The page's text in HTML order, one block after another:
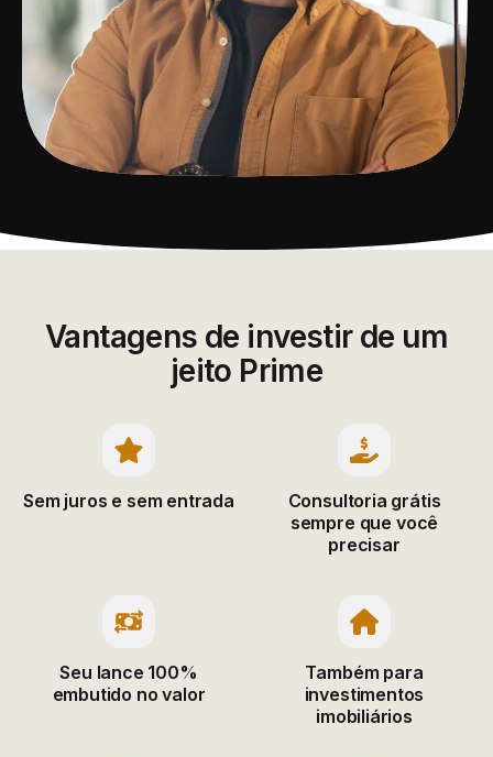
Vantagens de investir de um
jeito Prime
Sem juros e sem entrada
Consultoria grátis
sempre que você
precisar
Seu lance 100%
embutido no valor
Também para
investimentos
imobiliários